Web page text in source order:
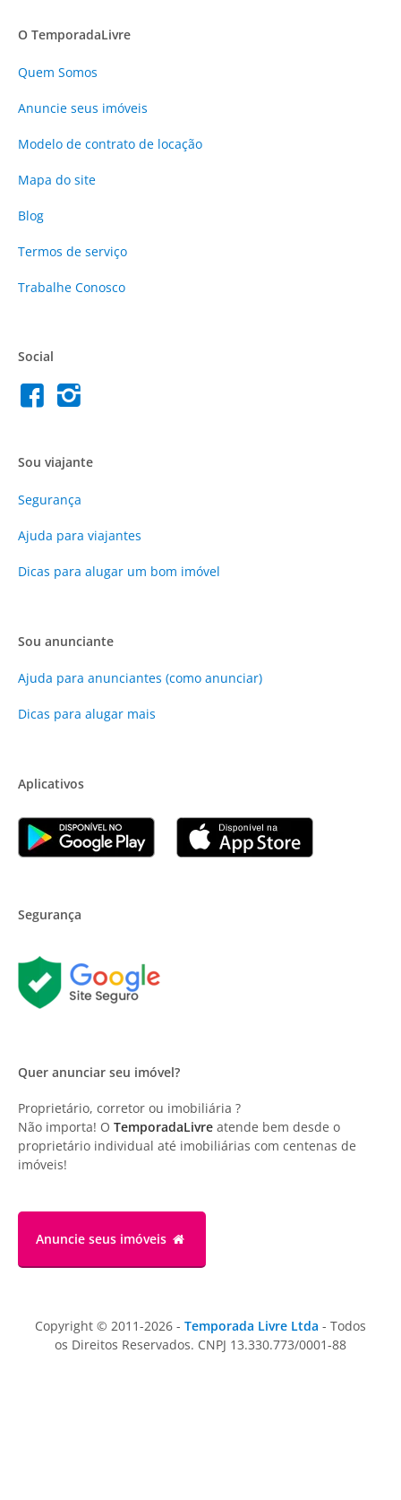
O TemporadaLivre
Quem Somos
Anuncie seus imóveis
Modelo de contrato de locação
Mapa do site
Blog
Termos de serviço
Trabalhe Conosco
Social
Sou viajante
Segurança
Ajuda para viajantes
Dicas para alugar um bom imóvel
Sou anunciante
Ajuda para anunciantes (como anunciar)
Dicas para alugar mais
Aplicativos
Segurança
Quer anunciar seu imóvel?
Proprietário, corretor ou imobiliária ?
Não importa! O TemporadaLivre atende bem desde o
proprietário individual até imobiliárias com centenas de
imóveis!
Anuncie seus imóveis
Copyright © 2011-2026 - Temporada Livre Ltda - Todos
os Direitos Reservados. CNPJ 13.330.773/0001-88